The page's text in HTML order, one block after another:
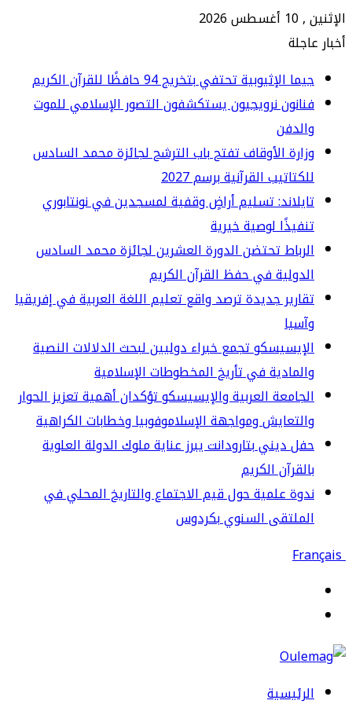
الإثيوبية تحتفي بتخريج 94 حافظًا للقرآن الكريم
نرويجيون يستكشفون التصور الإسلامي للموت
الأوقاف تفتح باب الترشح لجائزة محمد السادس
القرآنية برسم 2027
تسليم أراضٍ وقفية لمسجدين في نونتابوري
لوصية خيرية
تحتضن الدورة العشرين لجائزة محمد السادس
في حفظ القرآن الكريم
جديدة ترصد واقع تعليم اللغة العربية في إفريقيا
تجمع خبراء دوليين لبحث الدلالات النصية
في تأريخ المخطوطات الإسلامية
العربية والإيسيسكو تؤكدان أهمية تعزيز الحوار
ومواجهة الإسلاموفوبيا وخطابات الكراهية
ديني بتارودانت يبرز عناية ملوك الدولة العلوية
الكريم
علمية حول قيم الاجتماع والتاريخ المحلي في
السنوي بكردوس